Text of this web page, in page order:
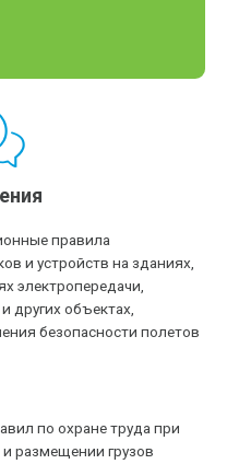
правила
и устройств на зданиях,
электропередачи,
других объектах,
безопасности полетов
по охране труда при
и размещении грузов